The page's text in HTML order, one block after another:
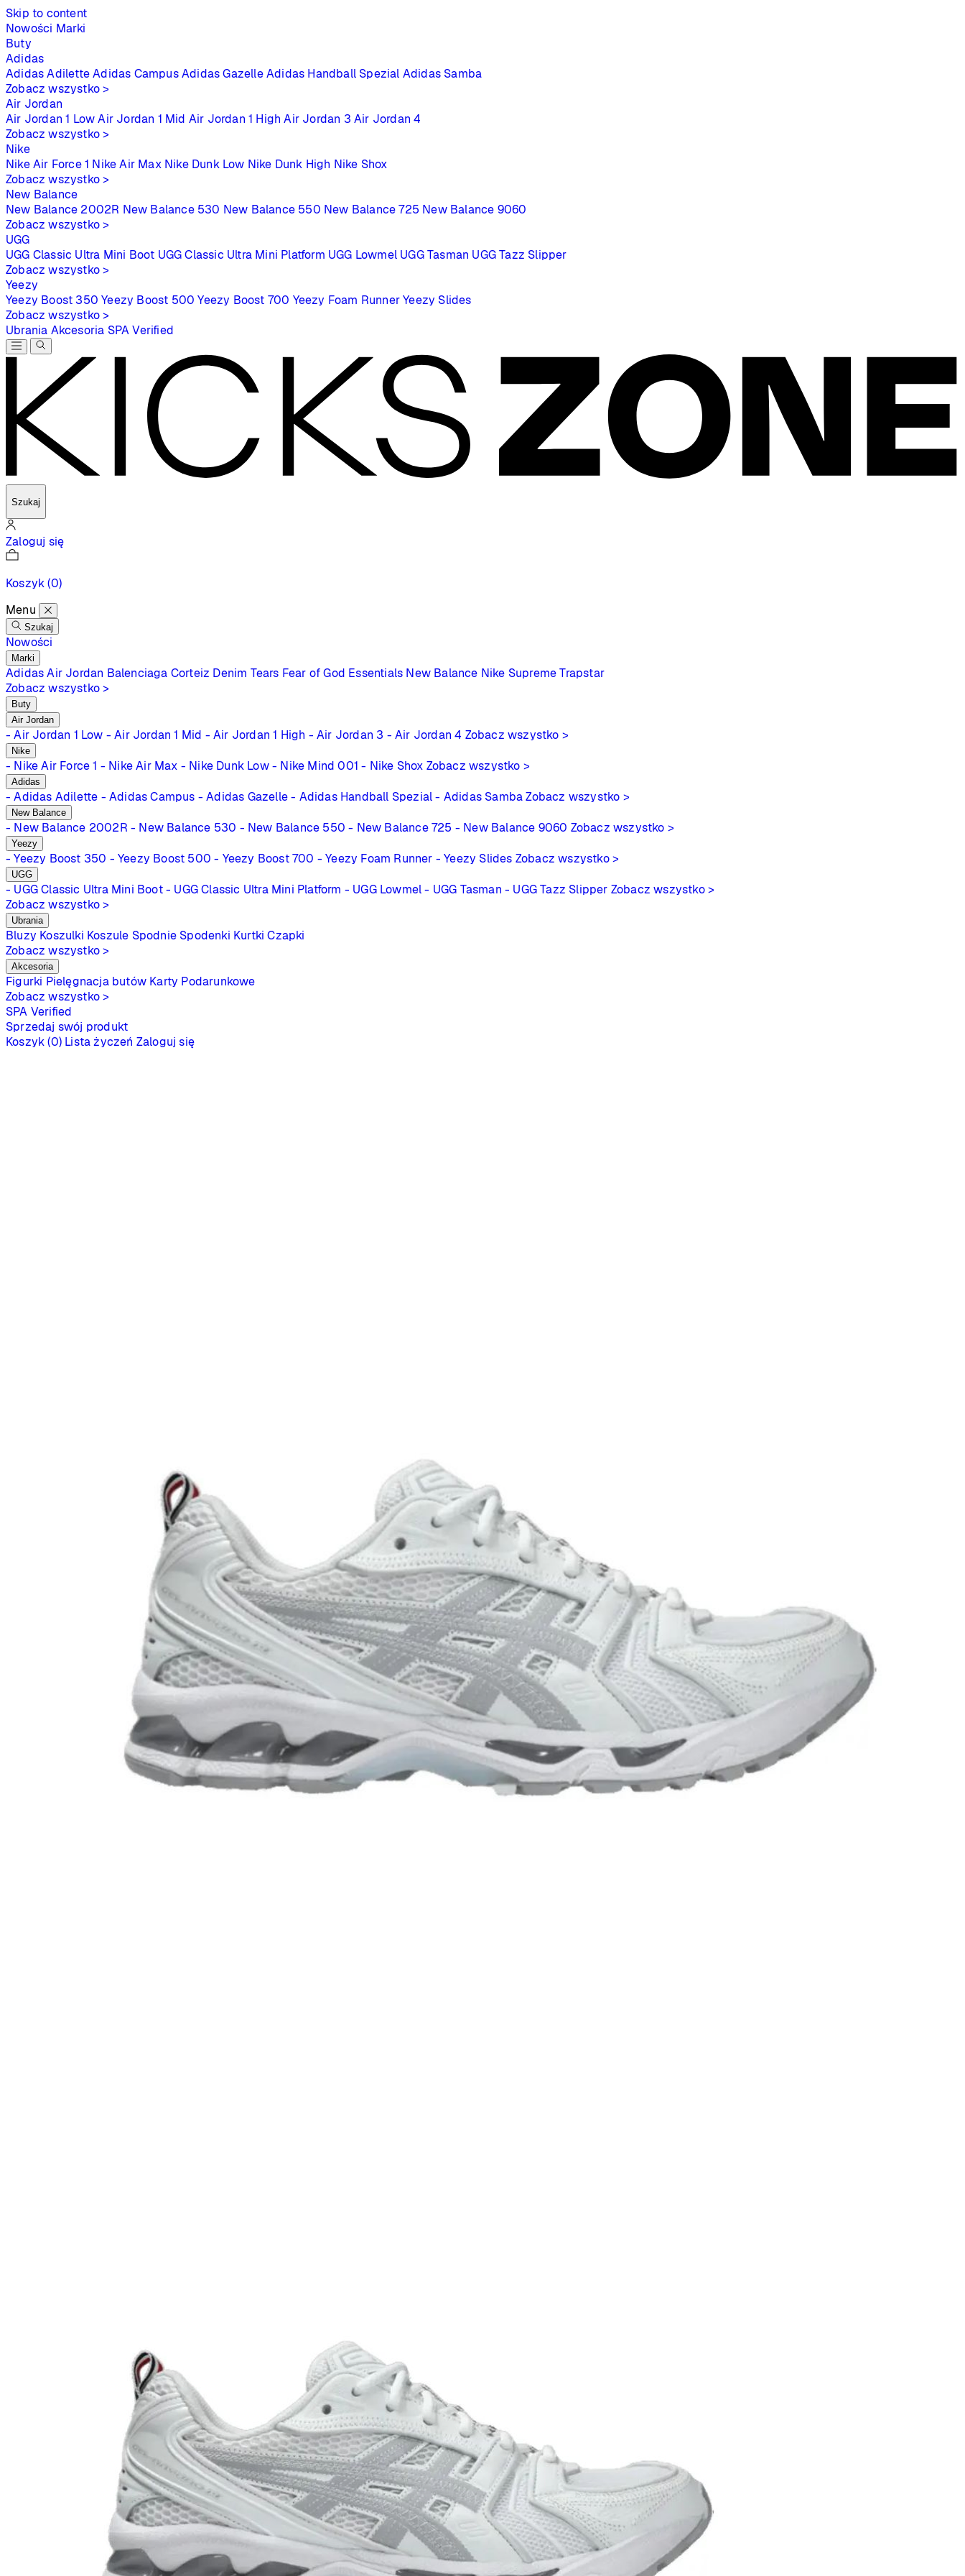
Skip to content
Nowości Marki
Buty
Adidas
Adidas Adilette Adidas Campus Adidas Gazelle Adidas Handball Spezial Adidas Samba
Zobacz wszystko >
Air Jordan
Air Jordan 1 Low Air Jordan 1 Mid Air Jordan 1 High Air Jordan 3 Air Jordan 4
Zobacz wszystko >
Nike
Nike Air Force 1 Nike Air Max Nike Dunk Low Nike Dunk High Nike Shox
Zobacz wszystko >
New Balance
New Balance 2002R New Balance 530 New Balance 550 New Balance 725 New Balance 9060
Zobacz wszystko >
UGG
UGG Classic Ultra Mini Boot UGG Classic Ultra Mini Platform UGG Lowmel UGG Tasman UGG Tazz Slipper
Zobacz wszystko >
Yeezy
Yeezy Boost 350 Yeezy Boost 500 Yeezy Boost 700 Yeezy Foam Runner Yeezy Slides
Zobacz wszystko >
Ubrania Akcesoria SPAVerified
Szukaj
Zaloguj się
Koszyk(0)
Menu
Szukaj
Nowości
Marki
Adidas Air Jordan Balenciaga Corteiz Denim Tears Fear of God Essentials New Balance Nike Supreme Trapstar
Zobacz wszystko >
Buty
Air Jordan
- Air Jordan 1 Low - Air Jordan 1 Mid - Air Jordan 1 High - Air Jordan 3 - Air Jordan 4 Zobacz wszystko >
Nike
- Nike Air Force 1 - Nike Air Max - Nike Dunk Low - Nike Mind 001 - Nike Shox Zobacz wszystko >
Adidas
- Adidas Adilette - Adidas Campus - Adidas Gazelle - Adidas Handball Spezial - Adidas Samba Zobacz wszystko >
New Balance
- New Balance 2002R - New Balance 530 - New Balance 550 - New Balance 725 - New Balance 9060 Zobacz wszystko >
Yeezy
- Yeezy Boost 350 - Yeezy Boost 500 - Yeezy Boost 700 - Yeezy Foam Runner - Yeezy Slides Zobacz wszystko >
UGG
- UGG Classic Ultra Mini Boot - UGG Classic Ultra Mini Platform - UGG Lowmel - UGG Tasman - UGG Tazz Slipper Zobacz wszystko >
Zobacz wszystko >
Ubrania
Bluzy Koszulki Koszule Spodnie Spodenki Kurtki Czapki
Zobacz wszystko >
Akcesoria
Figurki Pielęgnacja butów Karty Podarunkowe
Zobacz wszystko >
SPA Verified
Sprzedaj swój produkt
Koszyk (0) Lista życzeń Zaloguj się